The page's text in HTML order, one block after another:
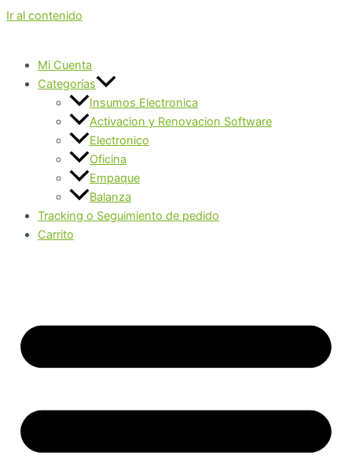
Ir al contenido
Mi Cuenta
Categorías
Insumos Electronica
Activacion y Renovacion Software
Electronico
Oficina
Empaque
Balanza
Tracking o Seguimiento de pedido
Carrito